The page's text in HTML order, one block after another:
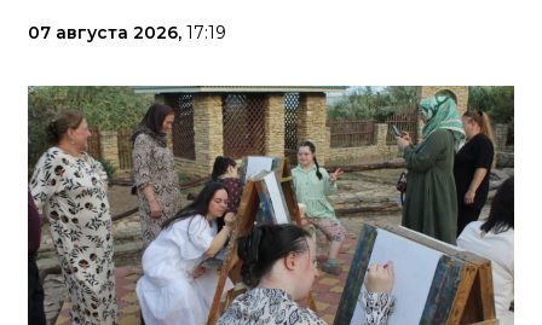
07 августа 2026, 17:19